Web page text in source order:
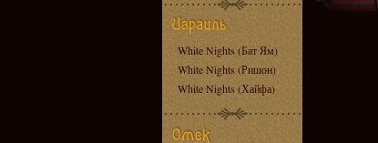
White Nights (Бат Ям)
White Nights (Ришон)
White Nights (Хайфа)